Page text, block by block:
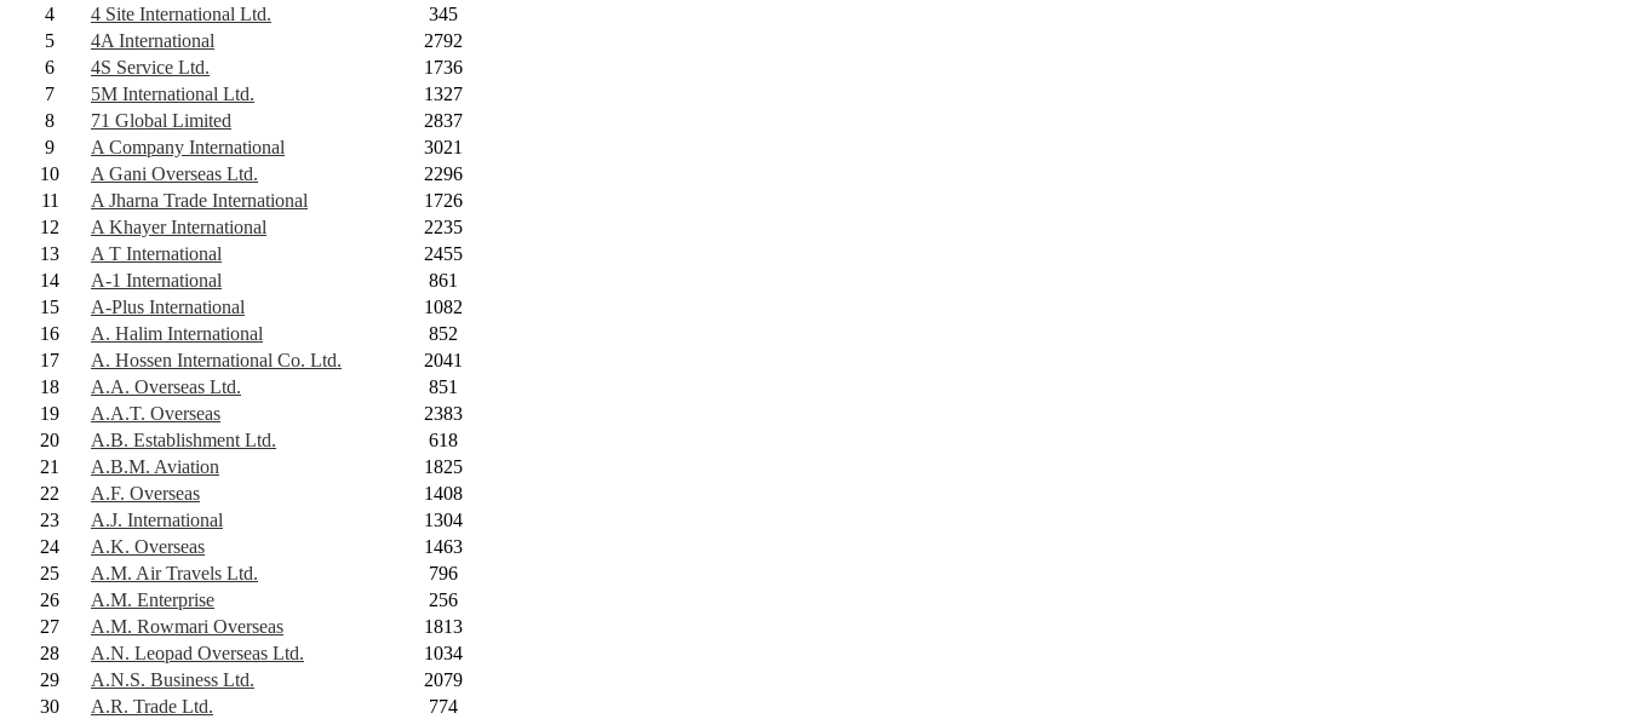
4
4 Site International Ltd.
345
5
4A International
2792
6
4S Service Ltd.
1736
7
5M International Ltd.
1327
8
71 Global Limited
2837
9
A Company International
3021
10
A Gani Overseas Ltd.
2296
11
A Jharna Trade International
1726
12
A Khayer International
2235
13
A T International
2455
14
A-1 International
861
15
A-Plus International
1082
16
A. Halim International
852
17
A. Hossen International Co. Ltd.
2041
18
A.A. Overseas Ltd.
851
19
A.A.T. Overseas
2383
20
A.B. Establishment Ltd.
618
21
A.B.M. Aviation
1825
22
A.F. Overseas
1408
23
A.J. International
1304
24
A.K. Overseas
1463
25
A.M. Air Travels Ltd.
796
26
A.M. Enterprise
256
27
A.M. Rowmari Overseas
1813
28
A.N. Leopad Overseas Ltd.
1034
29
A.N.S. Business Ltd.
2079
30
A.R. Trade Ltd.
774